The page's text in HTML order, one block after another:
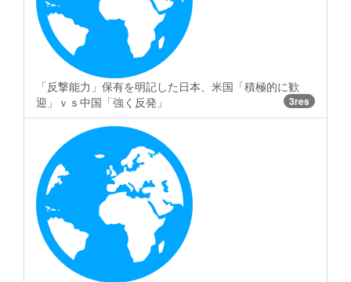
「反撃能力」保有を明記した日本、米国「積極的に歓
迎」ｖｓ中国「強く反発」
3res